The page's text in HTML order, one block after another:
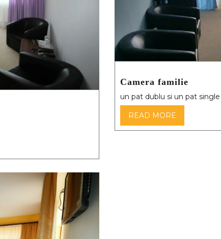
Camera familie
un pat dublu si un pat
READ MORE